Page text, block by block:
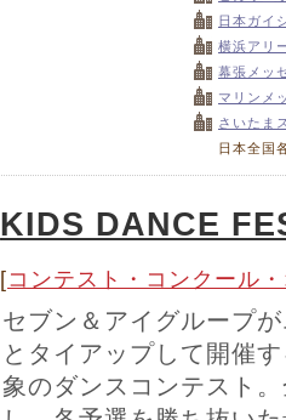
日本ガイ
横浜アリ
幕張メッ
マリンメ
さいたま
日本全国
KIDS DANCE
[コンテスト・コンクール
セブン＆アイグループ
とタイアップして開催
象のダンスコンテスト